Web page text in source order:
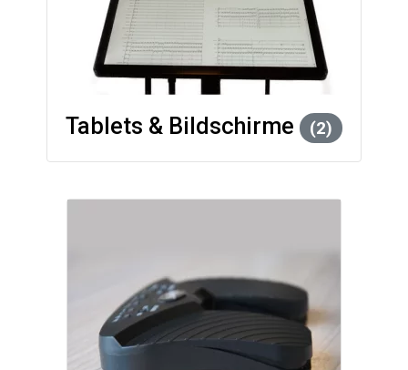
Tablets & Bildschirme (2)